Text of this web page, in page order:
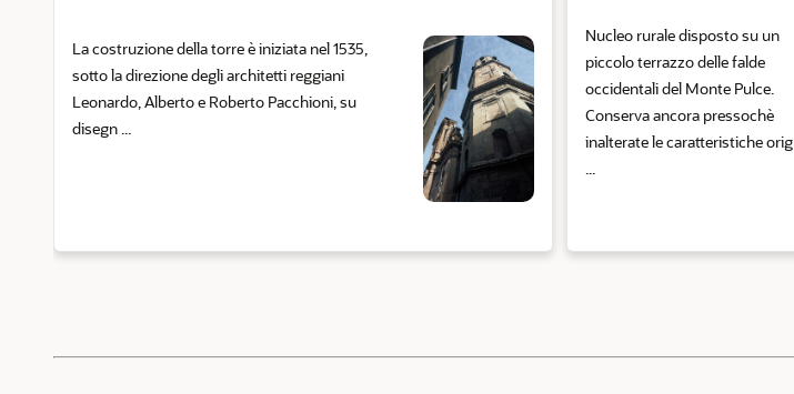
La costruzione della torre è iniziata nel 1535,
sotto la direzione degli architetti reggiani
Leonardo, Alberto e Roberto Pacchioni, su
disegn ...
Nucleo rurale disposto su un
piccolo terrazzo delle falde
occidentali del Monte Pulce.
Conserva ancora pressochè
inalterate le caratteristiche orig
...